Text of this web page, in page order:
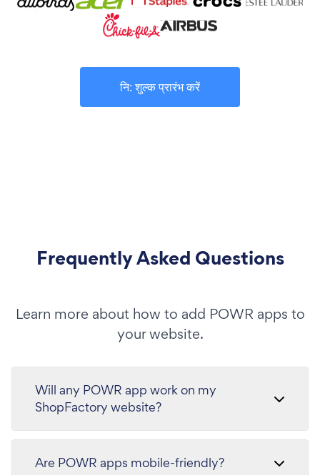
नि: शुल्क प्रारंभ करें
Frequently Asked Questions
Learn more about how to add POWR apps to
your website.
Will any POWR app work on my
ShopFactory website?
Are POWR apps mobile-friendly?